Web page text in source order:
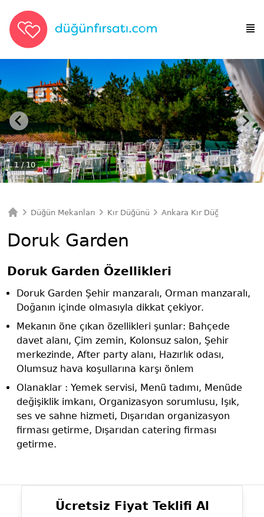
1/ 10
Düğün Mekanları Kır Düğünü Ankara Kır Düğünü
Doruk Garden
Doruk Garden Özellikleri
Doruk Garden Şehir manzaralı, Orman manzaralı,
Doğanın içinde olmasıyla dikkat çekiyor.
Mekanın öne çıkan özellikleri şunlar: Bahçede
davet alanı, Çim zemin, Kolonsuz salon, Şehir
merkezinde, After party alanı, Hazırlık odası,
Olumsuz hava koşullarına karşı önlem
Olanaklar : Yemek servisi, Menü tadımı, Menüde
değişiklik imkanı, Organizasyon sorumlusu, Işık,
ses ve sahne hizmeti, Dışarıdan organizasyon
firması getirme, Dışarıdan catering firması
getirme.
Ücretsiz Fiyat Teklifi Al